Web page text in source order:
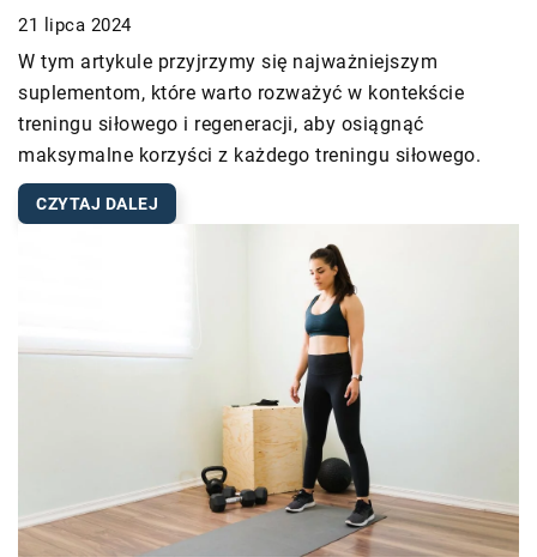
21 lipca 2024
W tym artykule przyjrzymy się najważniejszym
suplementom, które warto rozważyć w kontekście
treningu siłowego i regeneracji, aby osiągnąć
maksymalne korzyści z każdego treningu siłowego.
CZYTAJ DALEJ